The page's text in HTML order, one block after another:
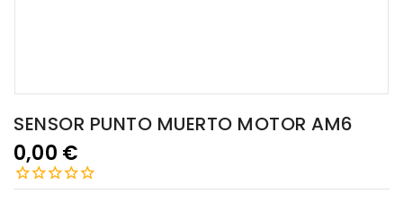
SENSOR PUNTO MUERTO MOTOR AM6
0,00 €